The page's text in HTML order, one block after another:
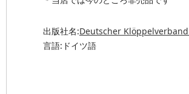
出版社名:Deutscher Klöppelverband
言語:ドイツ語